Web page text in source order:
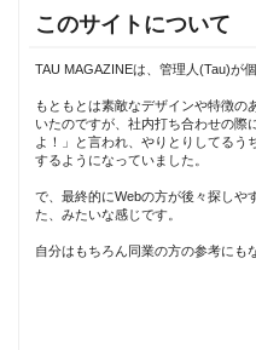
このサイトについて
TAU MAGAZINEは、管理人(Tau)が
もともとは素敵なデザインや特徴の
いたのですが、社内打ち合わせの際
よ！」と言われ、やりとりしてるう
するようになっていました。
で、最終的にWebの方が後々探しや
た、みたいな感じです。
自分はもちろん同業の方の参考にも